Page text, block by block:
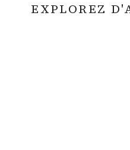
EXPLOREZ